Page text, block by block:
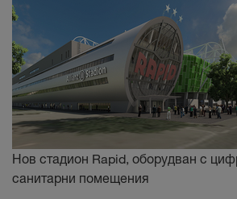
Нов стадион Rapid, оборудван с
санитарни помещения